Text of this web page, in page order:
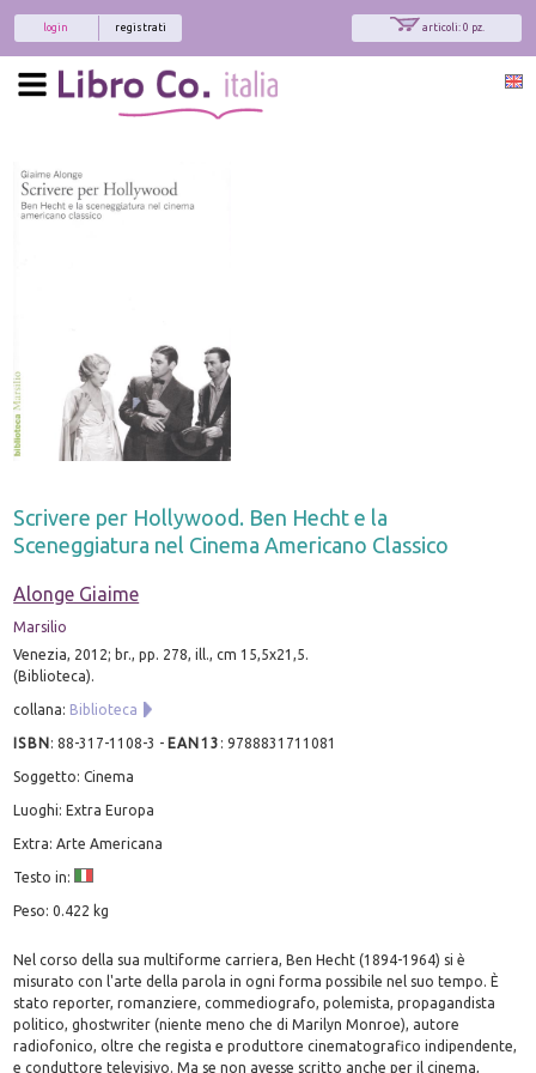
articoli: 0 pz.
registrati
login
Scrivere per Hollywood. Ben Hecht e la
Sceneggiatura nel Cinema Americano Classico
Alonge Giaime
Marsilio
Venezia, 2012; br., pp. 278, ill., cm 15,5x21,5.
(Biblioteca).
collana: Biblioteca
ISBN:88-317-1108-3 - EAN13 :9788831711081
Soggetto: Cinema
Luoghi: Extra Europa
Extra: Arte Americana
Testo in:
Peso: 0.422 kg
Nel corso della sua multiforme carriera, Ben Hecht (1894-1964) si è
misurato con l'arte della parola in ogni forma possibile nel suo tempo. È
stato reporter, romanziere, commediografo, polemista, propagandista
politico, ghostwriter (niente meno che di Marilyn Monroe), autore
radiofonico, oltre che regista e produttore cinematografico indipendente,
e conduttore televisivo. Ma se non avesse scritto anche per il cinema,